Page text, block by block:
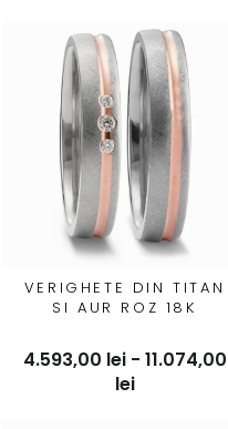
VERIGHETE DIN TITAN
SI AUR ROZ 18K
4.593,00 lei - 11.074,00
lei